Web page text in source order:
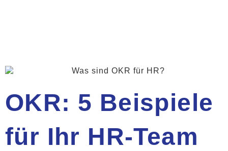
OKR: 5 Beispiele
für Ihr HR-Team